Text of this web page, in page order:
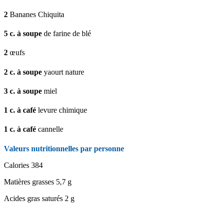
2 Bananes Chiquita
5 c. à soupe de farine de blé
2 œufs
2 c. à soupe yaourt nature
3 c. à soupe miel
1 c. à café levure chimique
1 c. à café cannelle
Valeurs nutritionnelles par personne
Calories 384
Matières grasses 5,7 g
Acides gras saturés 2 g